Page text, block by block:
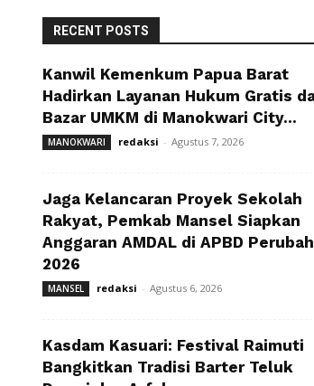
RECENT POSTS
Kanwil Kemenkum Papua Barat
Hadirkan Layanan Hukum Gratis
Bazar UMKM di Manokwari City...
MANOKWARI redaksi - Agustus 7, 2026
Jaga Kelancaran Proyek Sekolah
Rakyat, Pemkab Mansel Siapkan
Anggaran AMDAL di APBD
2026
MANSEL redaksi - Agustus 6, 2026
Kasdam Kasuari: Festival Raimuti
Bangkitkan Tradisi Barter Teluk